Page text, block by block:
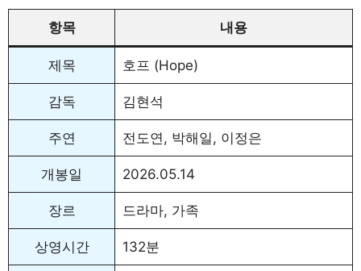
항목 내용
제목 호프 (Hope)
감독 김현석
주연 전도연, 박해일, 이정은
개봉일 2026.05.14
장르 드라마, 가족
상영시간 132분